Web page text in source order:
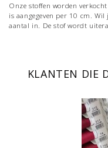
Onze stoffen worden
is aangegeven per 10 cm.
aantal in. De stof wordt
KLANTEN DIE